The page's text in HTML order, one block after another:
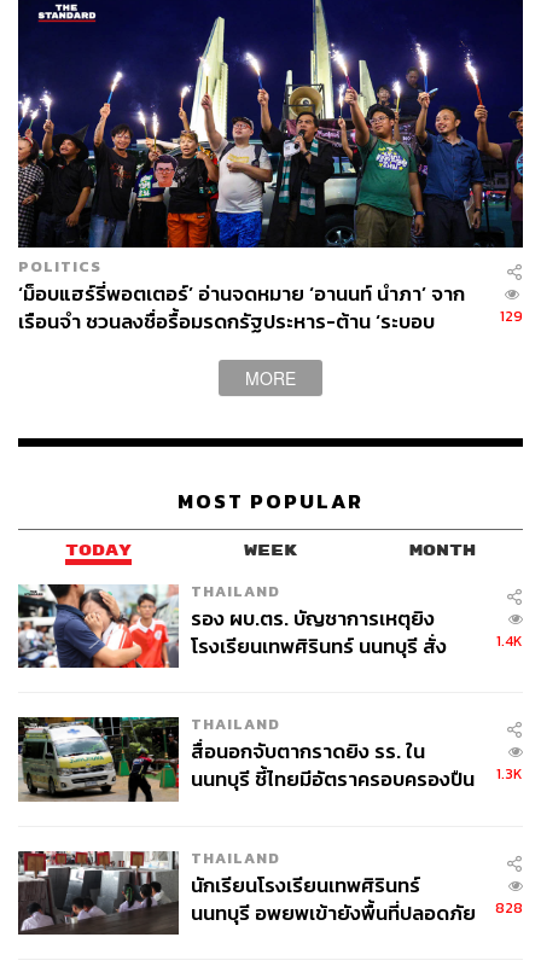
เวอร์ชันพงศาวดารฉบับหลวงประเสริฐ
ในขณะที่พงศาวดารฉบับหลวงประเสริฐ เขียนขึ้นในปี พ.ศ.
2233 ซึ่งถือว่ามีความแม่นยำในแง่ของศักราชมากที่สุด
เพราะเป็นปูมโหร แต่ก็บันทึกหลังเหตุการณ์ยุทธหัตถีถึง 98 ปี
บันทึกเหตุการณ์ว่า
“เมื่อได้ชนช้างด้วยมหาอุปราชานั้น สมเด็จพระนารายณ์
บพิตร (สมเด็จพระนเรศวร) ต้องปืน ณ พระหัตถ์ข้างขวา
หน่อยหนึ่ง อนึ่งเมื่อมหาอุปราชาขี่ช้างออกมายืนอยู่นั้น
หมวกมหาอุปราชาใส่นั้นตกดิน และเอาคืนขึ้นใส่เล่า ครั้งนั้น
มหาอุปราชาขาดคอช้างตายในที่นั้น” แสดงว่า พระมหาอุป
ราชาถูกฟันจนขาดคอช้าง สอดคล้องกับเวอร์ชัน
เวอร์ชันคำให้การชาวกรุงเก่า
ถูกพม่าจับตัวเมื่อเสียกรุงศรีอยุธยาครั้งที่ 2 (พ.ศ. 2310) ได้
ให้การว่า ในตอนแรกพระมหาอุปราชาจะใช้ปืน แต่เลิกใช้
เพราะคำท้วงติงของสมเด็จพระนเรศวร ทำให้ต้องมาต่อสู้กัน
ด้วยการชนช้าง จากนั้นทั้งสองจึงกระทำยุทธหัตถี ระหว่าง
การต่อสู้มีอยู่จังหวะหนึ่งดาบของพระมหาอุปราชาฟันถูก
หมวกของสมเด็จพระนเรศวรและนิ้วมือถูกตัดออก เมื่อช้าง
ข่อยอยู่ ช้างทรงสมเด็จพระนเรศวรจึงเข้าแทงช้างของพระ
มหาอุปราชาได้ พระองค์จึงเร่งไสช้าง และได้ฟันดาบด้ามยาว
ทำให้พระมหาอุปราชาตายบนหลังช้าง
ในปี ค.ศ. 1640 หรือเพียง 47 ปีหลังเหตุการณ์สงคราม
ยุทธหัตถี ชาวดัตช์ที่อาศัยอยู่อยุธยามีชื่อว่า วัน วลิต กล่าว
ดังนี้
POLITICS
‘ม็อบแฮร์รี่พอตเตอร์’ อ่านจดหมาย ‘อานนท์ นำภา’ จาก
เรือนจำ ชวนลงชื่อรื้อมรดกรัฐประหาร-ต้าน ‘ระบอบ
129
MORE
MOST POPULAR
TODAY WEEK MONTH
THAILAND
รอง ผบ.ตร. บัญชาการเหตุยิง
โรงเรียนเทพศิรินทร์ นนทบุรี สั่ง
1.4K
THAILAND
สื่อนอกจับตากราดยิง รร. ใน
นนทบุรี ชี้ไทยมีอัตราครอบครองปืน
1.3K
THAILAND
นักเรียนโรงเรียนเทพศิรินทร์
นนทบุรี อพยพเข้ายังพื้นที่ปลอดภัย
828